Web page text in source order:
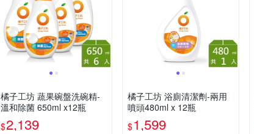
橘子工坊 蔬果碗盤洗碗精-
溫和除菌 650ml x12瓶
$2,139
橘子工坊 浴廁清潔劑-兩用
噴頭480ml x 12瓶
$1,599